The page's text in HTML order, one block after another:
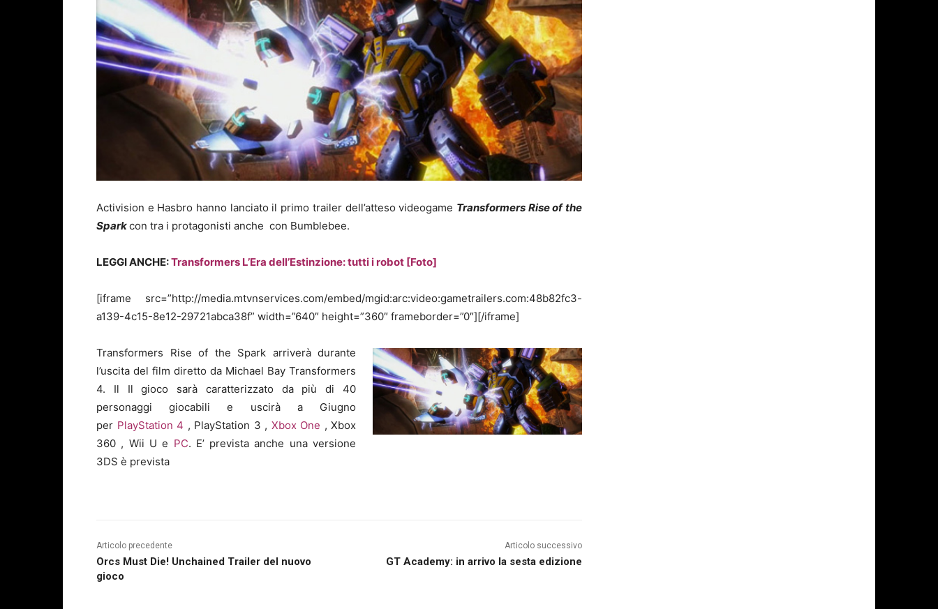
Activision e Hasbro hanno lanciato il primo trailer dell’atteso videogame Transformers Rise of the
Sparkcon tra i protagonisti anche con Bumblebee.
LEGGI ANCHE:Transformers L’Era dell’Estinzione: tutti i robot [Foto]
[iframe src=”http://media.mtvnservices.com/embed/mgid:arc:video:gametrailers.com:48b82fc3-
a139-4c15-8e12-29721abca38f” width=”640″ height=”360″ frameborder=”0″][/iframe]
Transformers Rise of the Spark arriverà durante
l’uscita del film diretto da Michael Bay Transformers
4. Il Il gioco sarà caratterizzato da più di 40
personaggi giocabili e uscirà a Giugno
per PlayStation 4 , PlayStation 3 , Xbox One , Xbox
360 , Wii U e PC. E’ prevista anche una versione
3DS è prevista
Articolo precedente
Orcs Must Die! Unchained Trailer del nuovo
gioco
Articolo successivo
GT Academy: in arrivo la sesta edizione